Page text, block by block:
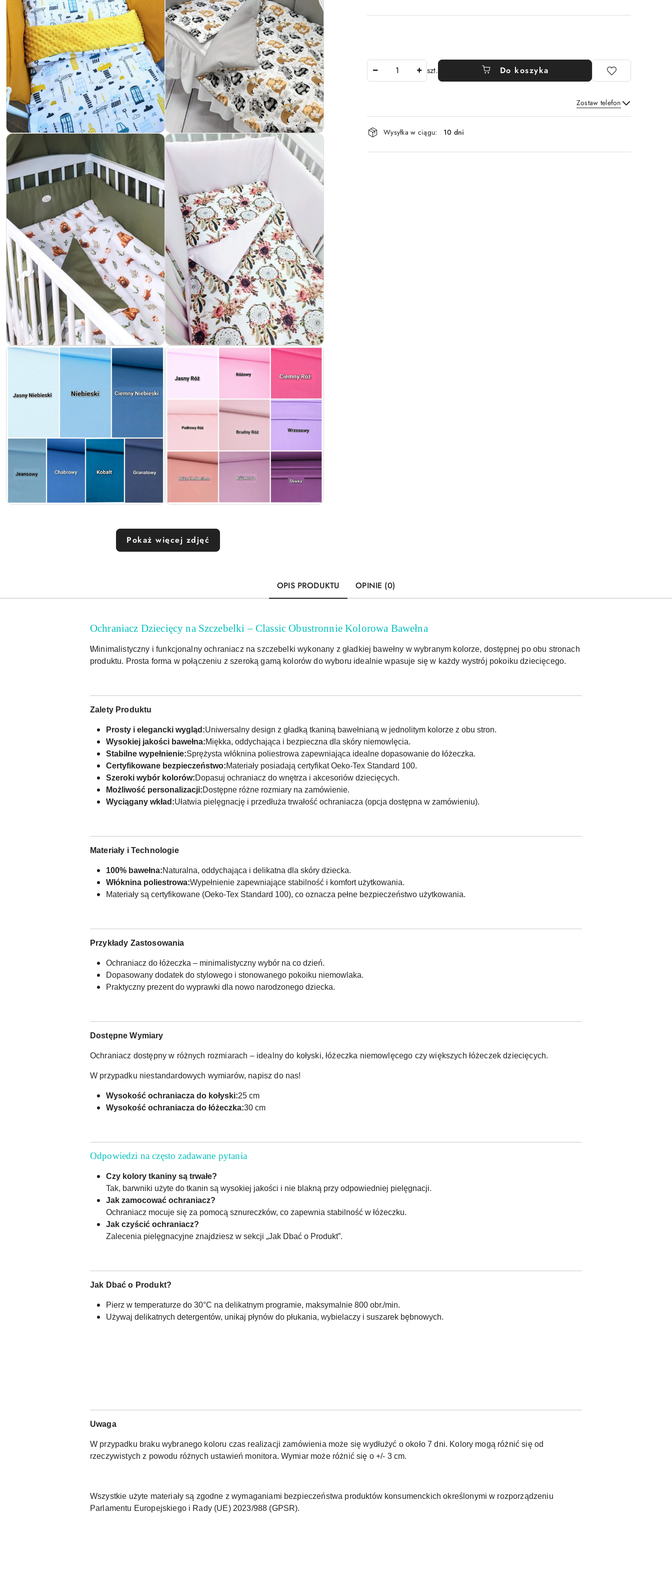
Pokaż więcej zdjęć
szt. Do koszyka
Zostaw telefon
Wyślij
Dostępność
i
dostawa
Wysyłka w ciągu: 10 dni
OPIS PRODUKTU OPINIE (0)
Ochraniacz Dziecięcy na Szczebelki – Classic Obustronnie Kolorowa Bawełna
\Minimalistyczny i funkcjonalny ochraniacz na szczebelki wykonany z gładkiej bawełny w wybranym kolorze, dostępnej po obu stronach
produktu. Prosta forma w połączeniu z szeroką gamą kolorów do wyboru idealnie wpasuje się w każdy wystrój pokoiku dziecięcego.
Zalety Produktu
Prosty i elegancki wygląd:Uniwersalny design z gładką tkaniną bawełnianą w jednolitym kolorze z obu stron.
Wysokiej jakości bawełna:Miękka, oddychająca i bezpieczna dla skóry niemowlęcia.
Stabilne wypełnienie:Sprężysta włóknina poliestrowa zapewniająca idealne dopasowanie do łóżeczka.
Certyfikowane bezpieczeństwo:Materiały posiadają certyfikat Oeko-Tex Standard 100.
Szeroki wybór kolorów:Dopasuj ochraniacz do wnętrza i akcesoriów dziecięcych.
Możliwość personalizacji:Dostępne różne rozmiary na zamówienie.
Wyciągany wkład:Ułatwia pielęgnację i przedłuża trwałość ochraniacza (opcja dostępna w zamówieniu).
Materiały i Technologie
100% bawełna:Naturalna, oddychająca i delikatna dla skóry dziecka.
Włóknina poliestrowa:Wypełnienie zapewniające stabilność i komfort użytkowania.
Materiały są certyfikowane (Oeko-Tex Standard 100), co oznacza pełne bezpieczeństwo użytkowania.
Przykłady Zastosowania
Ochraniacz do łóżeczka – minimalistyczny wybór na co dzień.
Dopasowany dodatek do stylowego i stonowanego pokoiku niemowlaka.
Praktyczny prezent do wyprawki dla nowo narodzonego dziecka.
Dostępne Wymiary
Ochraniacz dostępny w różnych rozmiarach – idealny do kołyski, łóżeczka niemowlęcego czy większych łóżeczek dziecięcych.
W przypadku niestandardowych wymiarów, napisz do nas!
Wysokość ochraniacza do kołyski:25 cm
Wysokość ochraniacza do łóżeczka:30 cm
Odpowiedzi na często zadawane pytania
Czy kolory tkaniny są trwałe?
Tak, barwniki użyte do tkanin są wysokiej jakości i nie blakną przy odpowiedniej pielęgnacji.
Jak zamocować ochraniacz?
Ochraniacz mocuje się za pomocą sznureczków, co zapewnia stabilność w łóżeczku.
Jak czyścić ochraniacz?
Zalecenia pielęgnacyjne znajdziesz w sekcji „Jak Dbać o Produkt”.
Jak Dbać o Produkt?
Pierz w temperaturze do 30°C na delikatnym programie, maksymalnie 800 obr./min.
Używaj delikatnych detergentów, unikaj płynów do płukania, wybielaczy i suszarek bębnowych.
Uwaga
W przypadku braku wybranego koloru czas realizacji zamówienia może się wydłużyć o około 7 dni. Kolory mogą różnić się od
rzeczywistych z powodu różnych ustawień monitora. Wymiar może różnić się o +/- 3 cm.
Wszystkie użyte materiały są zgodne z wymaganiami bezpieczeństwa produktów konsumenckich określonymi w rozporządzeniu
Parlamentu Europejskiego i Rady (UE) 2023/988 (GPSR).